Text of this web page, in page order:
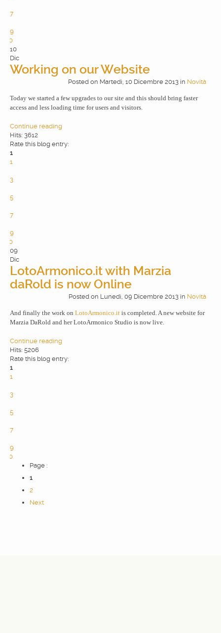
7
9
10
10
Dic
Working on our Website
Posted on Martedì, 10 Dicembre 2013 in Novità
Today we started a few upgrades to our site and this should bring faster
access and less loading time for users and visitors.
Continue reading
Hits: 3612
Rate this blog entry:
1
1
3
5
7
9
10
09
Dic
LotoArmonico.it with Marzia
daRold is now Online
Posted on Lunedì, 09 Dicembre 2013 in Novità
And finally the work on LotoArmonico.it is completed. A new website for
Marzia DaRold and her LotoArmonico Studio is now live.
Continue reading
Hits: 5206
Rate this blog entry:
1
1
3
5
7
9
10
Page :
1
2
Next